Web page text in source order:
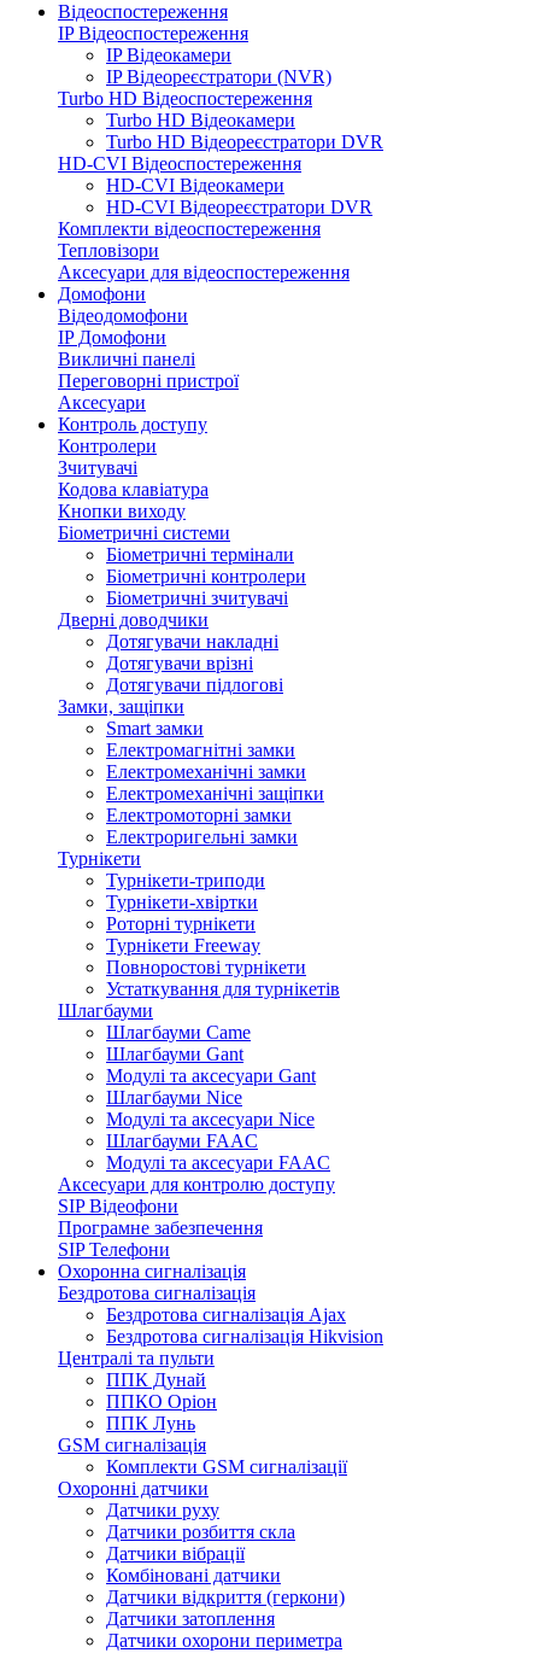
Відеоспостереження
IP Відеоспостереження
IP Відеокамери
IP Відеореєстратори (NVR)
Turbo HD Відеоспостереження
Turbo HD Відеокамери
Turbo HD Відеореєстратори DVR
HD-CVI Відеоспостереження
HD-CVI Відеокамери
HD-CVI Відеореєстратори DVR
Комплекти відеоспостереження
Тепловізори
Аксесуари для відеоспостереження
Домофони
Відеодомофони
IP Домофони
Викличні панелі
Переговорні пристрої
Аксесуари
Контроль доступу
Контролери
Зчитувачі
Кодова клавіатура
Кнопки виходу
Біометричні системи
Біометричні термінали
Біометричні контролери
Біометричні зчитувачі
Дверні доводчики
Дотягувачи накладні
Дотягувачи врізні
Дотягувачи підлогові
Замки, защіпки
Smart замки
Електромагнітні замки
Електромеханічні замки
Електромеханічні защіпки
Електромоторні замки
Електроригельні замки
Турнікети
Турнікети-триподи
Турнікети-хвіртки
Роторні турнікети
Турнікети Freeway
Повноростові турнікети
Устаткування для турнікетів
Шлагбауми
Шлагбауми Came
Шлагбауми Gant
Модулі та аксесуари Gant
Шлагбауми Nice
Модулі та аксесуари Nice
Шлагбауми FAAC
Модулі та аксесуари FAAC
Аксесуари для контролю доступу
SIP Відеофони
Програмне забезпечення
SIP Телефони
Охоронна сигналізація
Бездротова сигналізація
Бездротова сигналізація Ajax
Бездротова сигналізація Hikvision
Централі та пульти
ППК Дунай
ППКО Оріон
ППК Лунь
GSM сигналізація
Комплекти GSM сигналізації
Охоронні датчики
Датчики руху
Датчики розбиття скла
Датчики вібрації
Комбіновані датчики
Датчики відкриття (геркони)
Датчики затоплення
Датчики охорони периметра